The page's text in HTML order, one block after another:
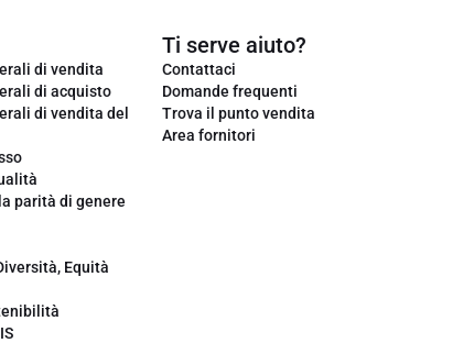
di vendita
di acquisto
di vendita del
parità di genere
Equità
Ti serve aiuto?
Contattaci
Domande frequenti
Trova il punto vendita
Area fornitori